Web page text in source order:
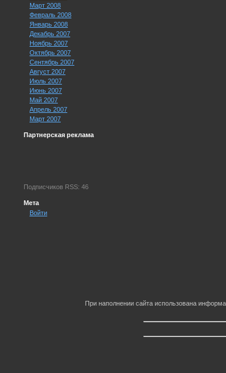
Март 2008
Февраль 2008
Январь 2008
Декабрь 2007
Ноябрь 2007
Октябрь 2007
Сентябрь 2007
Август 2007
Июль 2007
Июнь 2007
Май 2007
Апрель 2007
Март 2007
Партнерская реклама
Подписчиков RSS: 46
Мета
Войти
При наполнении сайта использована